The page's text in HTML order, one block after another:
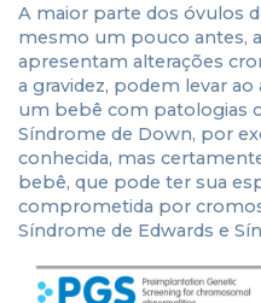
A maior parte dos óvulos
mesmo um pouco antes,
apresentam alterações
a gravidez, podem levar
um bebê com patologias
Síndrome de Down, por
conhecida, mas
bebê, que pode ter sua
comprometida por
Síndrome de Edwards e